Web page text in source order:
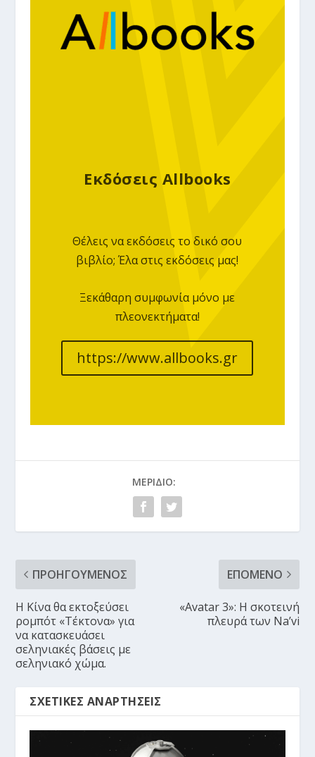
Εκδόσεις Allbooks
Θέλεις να εκδόσεις το δικό σου
βιβλίο; Έλα στις εκδόσεις μας!
Ξεκάθαρη συμφωνία μόνο με
πλεονεκτήματα!
https://www.allbooks.gr
ΜΕΡΊΔΙΟ:
ΠΡΟΗΓΟΎΜΕΝΟΣ
Η Κίνα θα εκτοξεύσει
ρομπότ «Τέκτονα» για
να κατασκευάσει
σεληνιακές βάσεις με
σεληνιακό χώμα.
ΕΠΌΜΕΝΟ
«Avatar 3»: Η σκοτεινή
πλευρά των Na’vi
ΣΧΕΤΙΚΈΣ ΑΝΑΡΤΉΣΕΙΣ